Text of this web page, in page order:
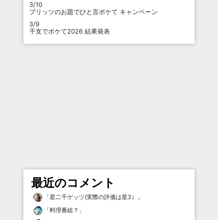
3/10
プリッツのお題でひと言ボケて キャンペーン
3/9
干支でボケて2026 結果発表
最近のコメント
「星二千ゲッツ(実際の評価は星3）
」
「料理番組？ 」